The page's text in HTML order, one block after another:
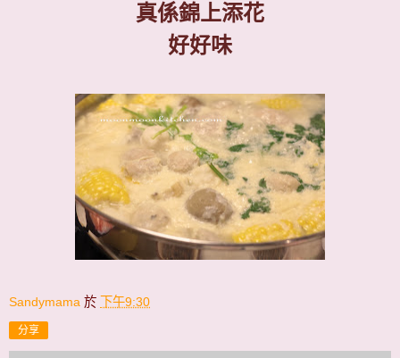
真係錦上添花
好好味
Sandymama 於 下午9:30
分享